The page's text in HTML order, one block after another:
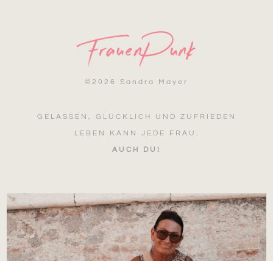
© 2026 Sandra Mayer
GELASSEN, GLÜCKLICH UND ZUFRIEDEN
LEBEN KANN JEDE FRAU.
AUCH DU!